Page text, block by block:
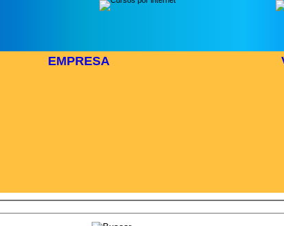
EMPRESA